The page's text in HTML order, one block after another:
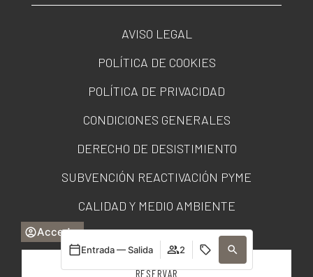
Acceder
RESERVAR
Entrada — Salida 2
AVISO LEGAL
POLÍTICA DE COOKIES
POLÍTICA DE PRIVACIDAD
CONDICIONES GENERALES
DERECHO DE DESISTIMIENTO
SUBVENCIÓN REACTIVACIÓN PYME
CALIDAD Y MEDIO AMBIENTE
PORTAL DE TRANSPARENCIA